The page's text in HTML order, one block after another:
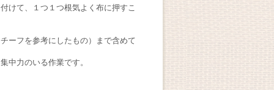
けて、１つ１つ根気よく布に押すこ
ーフを参考にしたもの）まで含めて
中力のいる作業です。